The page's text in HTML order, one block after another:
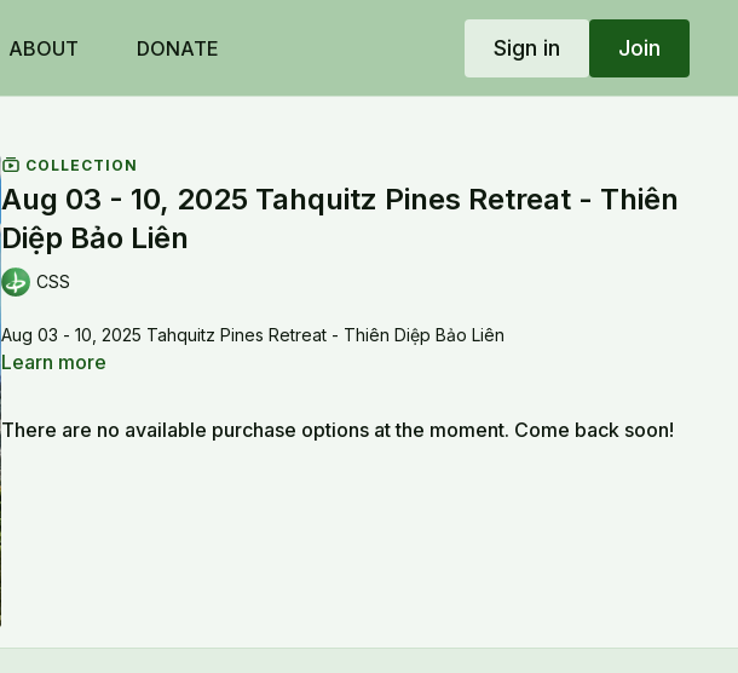
ABOUT DONATE Sign in Join
COLLECTION
Aug 03 - 10, 2025 Tahquitz Pines Retreat - Thiên
Diệp Bảo Liên
CSS
Aug 03 - 10, 2025 Tahquitz Pines Retreat - Thiên Diệp Bảo Liên
Learn more
There are no available purchase options at the moment. Come back soon!